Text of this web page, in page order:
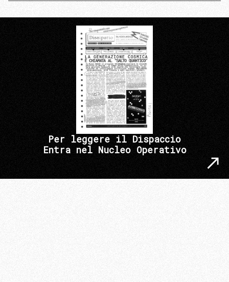
Per leggere il Dispaccio
Entra nel Nucleo Operativo